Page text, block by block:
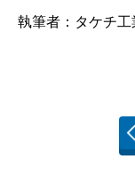
執筆者：タケチ